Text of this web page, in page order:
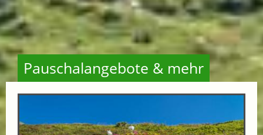
Pauschalangebote & mehr